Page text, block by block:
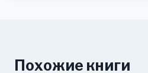
Похожие книги